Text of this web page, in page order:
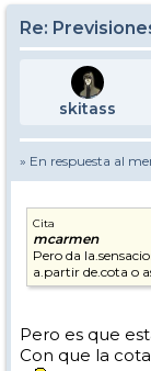
Re:
skitass
» En respuesta al
Cita
mcarmen
Pero da
a.partir de.cota o
Pero es que
Con que la